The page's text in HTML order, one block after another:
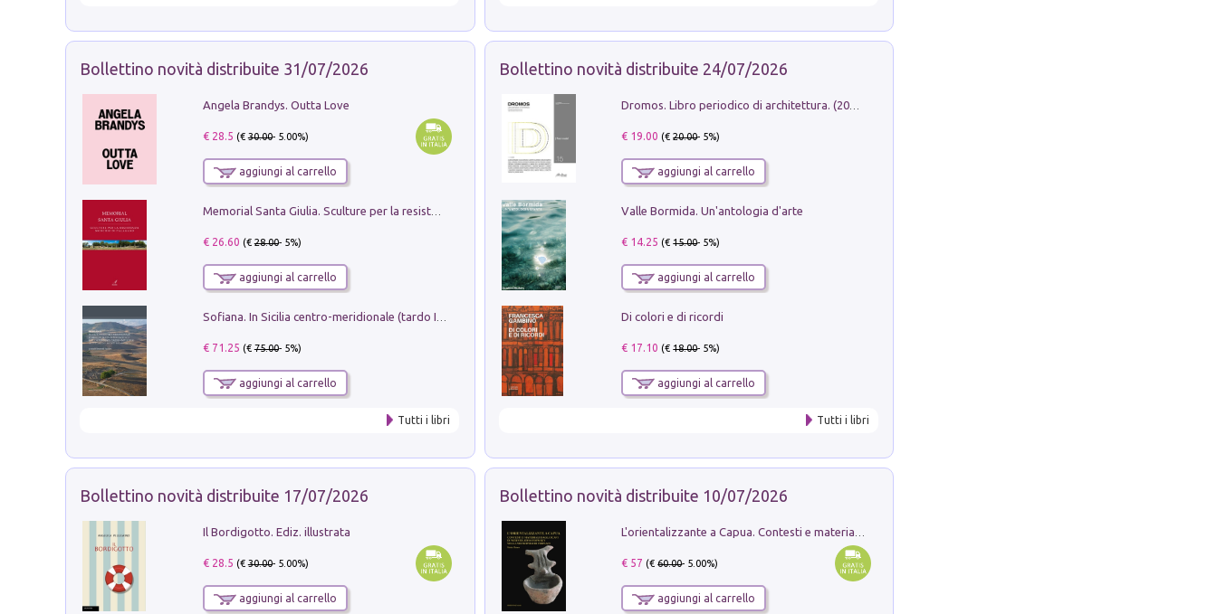
Bollettino novità distribuite 31/07/2026
Angela Brandys. Outta Love
€ 28.5 (€30.00- 5.00%)
aggiungi al carrello
Memorial Santa Giulia. Sculture per la resistenza Monchio di Palagano
€ 26.60 (€28.00- 5%)
aggiungi al carrello
€ 71.25 (€75.00- 5%)
aggiungi al carrello
Tutti i libri
Bollettino novità distribuite 24/07/2026
€ 19.00 (€20.00- 5%)
aggiungi al carrello
Valle Bormida. Un'antologia d'arte
€ 14.25 (€15.00- 5%)
aggiungi al carrello
Di colori e di ricordi
€ 17.10 (€18.00- 5%)
aggiungi al carrello
Tutti i libri
Bollettino novità distribuite 17/07/2026
Il Bordigotto. Ediz. illustrata
€ 28.5 (€30.00- 5.00%)
aggiungi al carrello
Bollettino novità distribuite 10/07/2026
€ 57 (€60.00- 5.00%)
aggiungi al carrello